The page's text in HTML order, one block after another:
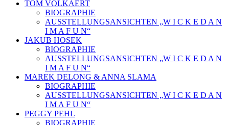
TOM VOLKAERT
BIOGRAPHIE
AUSSTELLUNGSANSICHTEN „W I C K E D A N
I M A F U N“
JAKUB HOSEK
BIOGRAPHIE
AUSSTELLUNGSANSICHTEN „W I C K E D A N
I M A F U N“
MAREK DELONG & ANNA SLAMA
BIOGRAPHIE
AUSSTELLUNGSANSICHTEN „W I C K E D A N
I M A F U N“
PEGGY PEHL
BIOGRAPHIE